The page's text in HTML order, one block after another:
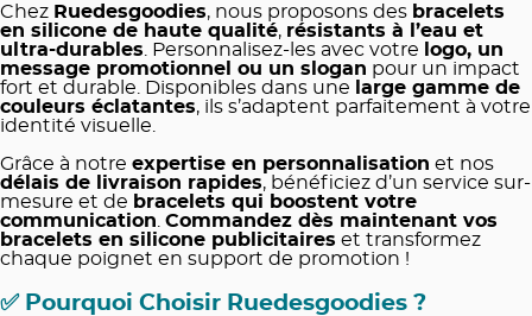
Chez Ruedesgoodies, nous proposons des bracelets
en silicone de haute qualité, résistants à l’eau et
ultra-durables . Personnalisez-les avec votre
logo, un
message promotionnel ou un slogan pour un impact
fort et durable. Disponibles dans une
large gamme de
couleurs éclatantes, ils s’adaptent parfaitement à votre
identité visuelle.
Grâce à notre expertise en personnalisation et nos
délais de livraison rapides, bénéficiez d’un service sur-
mesure et de bracelets qui boostent votre
communication Commandez dès maintenant vos
bracelets en silicone publicitaires et transformez
chaque poignet en support de promotion !
✅ Pourquoi Choisir Ruedesgoodies ?